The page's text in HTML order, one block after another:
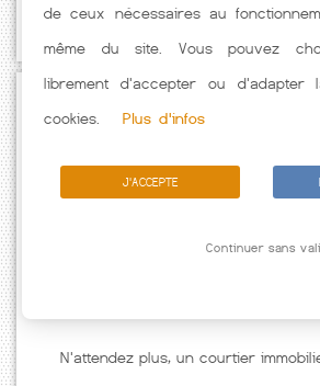
caractéristiques de l'emprunteur.
N'attendez plus, un courtier
de ceux nécessaires au
même du site. Vous pouvez
librement d'accepter ou d'adapter
cookies.
Plus d'infos
J'ACCEPTE
Continuer sans